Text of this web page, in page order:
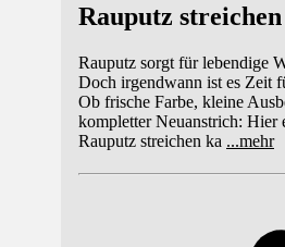
Rauputz streichen
Rauputz sorgt für lebendige
Doch irgendwann ist es Zeit
Ob frische Farbe, kleine
kompletter Neuanstrich: Hier
Rauputz streichen ka ...mehr